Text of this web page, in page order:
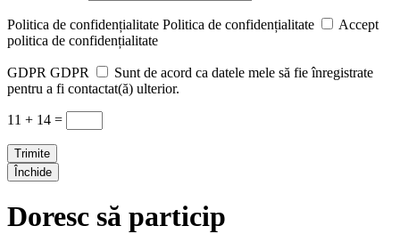
Politica de confidențialitate Politica de confidențialitate
Accept
politica de confidențialitate
GDPR GDPR
Sunt de acord ca datele mele să fie înregistrate
pentru a fi contactat(ă) ulterior.
11 + 14 =
Trimite
Închide
Doresc să particip